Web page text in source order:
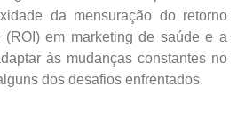
da mensuração do retorno
(ROI) em marketing de saúde e a
às mudanças constantes no
dos desafios enfrentados.